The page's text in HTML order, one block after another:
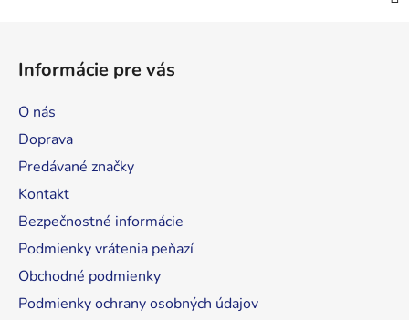
Informácie pre vás
O nás
Doprava
Predávané značky
Kontakt
Bezpečnostné informácie
Podmienky vrátenia peňazí
Obchodné podmienky
Podmienky ochrany osobných údajov